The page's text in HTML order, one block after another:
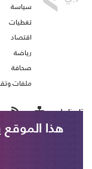
سياسة
تغطيات
اقتصاد
رياضة
صحافة
ملفات
تابعنا على
هذا الموقع